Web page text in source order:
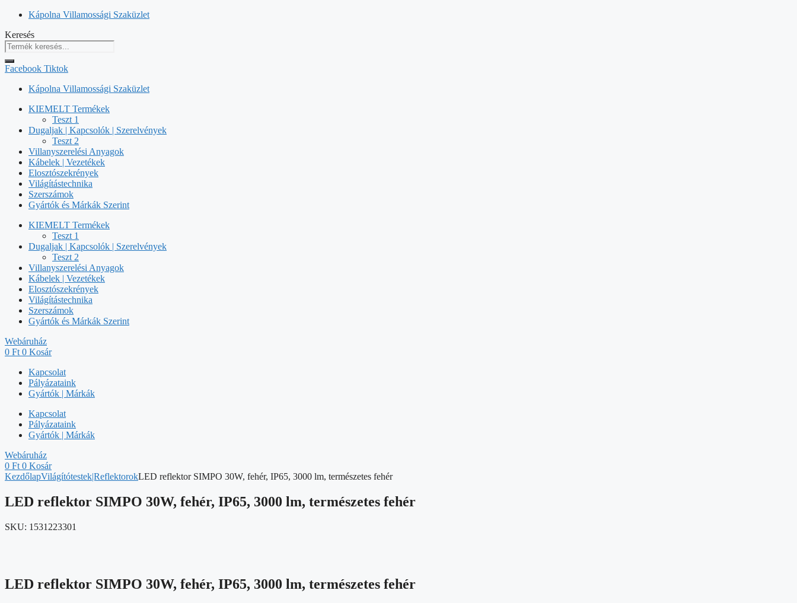
Kilépés
tartalomba
Kápolna Villamossági Szaküzlet
Keresés
Facebook Tiktok
Kápolna Villamossági Szaküzlet
KIEMELT Termékek
Teszt 1
Dugaljak | Kapcsolók | Szerelvények
Teszt 2
Villanyszerelési Anyagok
Kábelek | Vezetékek
Elosztószekrények
Világítástechnika
Szerszámok
Gyártók és Márkák Szerint
KIEMELT Termékek
Teszt 1
Dugaljak | Kapcsolók | Szerelvények
Teszt 2
Villanyszerelési Anyagok
Kábelek | Vezetékek
Elosztószekrények
Világítástechnika
Szerszámok
Gyártók és Márkák Szerint
Webáruház
0 Ft 0 Kosár
Kapcsolat
Pályázataink
Gyártók | Márkák
Kapcsolat
Pályázataink
Gyártók | Márkák
Webáruház
0 Ft 0 Kosár
KezdőlapVilágítótestek|ReflektorokLED reflektor SIMPO 30W, fehér, IP65, 3000 lm, természetes fehér
LED reflektor SIMPO 30W, fehér, IP65, 3000 lm, természetes fehér
SKU: 1531223301
LED reflektor SIMPO 30W, fehér, IP65, 3000 lm, természetes fehér